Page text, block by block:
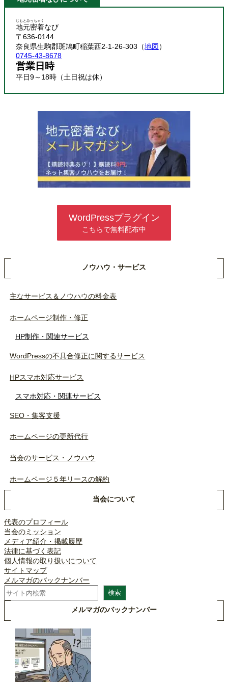
地元密着
じもとみっちゃく
なび
〒636-0144
奈良県生駒郡斑鳩町稲葉西2-1-26-303（地図）
0745-43-8678
営業日時
平日9～18時（土日祝は休）
WordPressプラグイン
こちらで無料配布中
ノウハウ・サービス
主なサービス＆ノウハウの料金表
ホームページ制作・修正
HP制作・関連サービス
WordPressの不具合修正に関するサービス
HPスマホ対応サービス
スマホ対応・関連サービス
SEO・集客支援
ホームページの更新代行
当会のサービス・ノウハウ
ホームページ５年リースの解約
当会について
代表のプロフィール
当会のミッション
メディア紹介・掲載履歴
法律に基づく表記
個人情報の取り扱いについて
サイトマップ
メルマガのバックナンバー
検
索
検索
メルマガのバックナンバー